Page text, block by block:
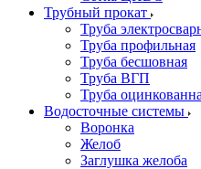
Трубный прокат
Труба
Труба профильная
Труба бесшовная
Труба ВГП
Труба
Водосточные системы
Воронка
Желоб
Заглушка желоба